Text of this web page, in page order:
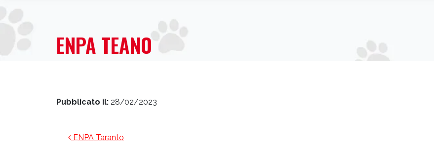
ENPA TEANO
Pubblicato il: 28/02/2023
NAVIGAZIONE ARTICOLI
ENPA Taranto